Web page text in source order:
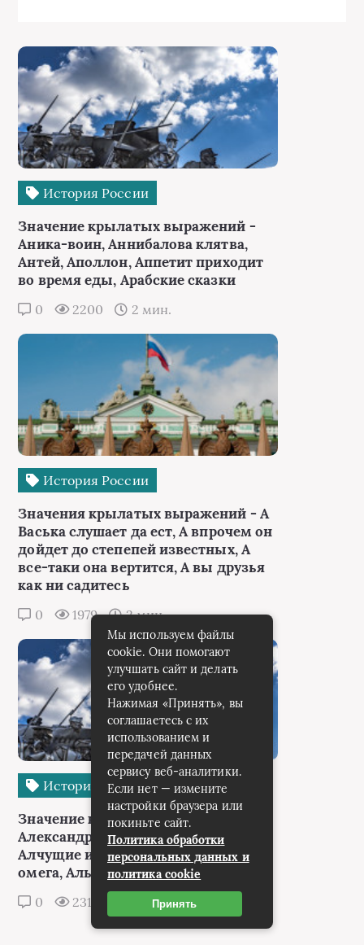
История России
Значение крылатых выражений -
Аника-воин, Аннибалова клятва,
Антей, Аполлон, Аппетит приходит
во время еды, Арабские сказки
0 2200 2 мин.
История России
Значения крылатых выражений - А
Васька слушает да ест, А впрочем он
дойдет до степепей известных, А
все-таки она вертится, А вы друзья
как ни садитесь
0 1979 2 мин.
История России
Значение крылатых выражений -
Александр Македонский герой,
Алчущие и жаждущие, Альфа и
омега, Альфонс, Амфитрион
0 2318 2 мин.
Мы используем файлы
cookie. Они помогают
улучшать сайт и делать
его удобнее.
Нажимая «Принять», вы
соглашаетесь с их
использованием и
передачей данных
сервису веб-аналитики.
Если нет — измените
настройки браузера или
покиньте сайт.
Политика обработки
персональных данных и
политика cookie
Принять